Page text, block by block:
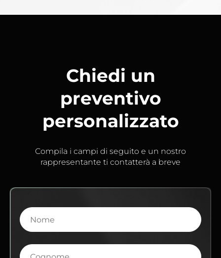
Chiedi un
preventivo
personalizzato
Compila i campi di seguito e un nostro
rappresentante ti contatterà a breve
Nome
Cognome